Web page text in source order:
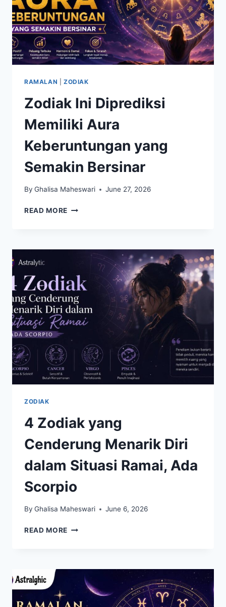
RAMALAN ZODIAK
Zodiak Ini Diprediksi
Memiliki Aura
Keberuntungan yang
Semakin Bersinar
By Ghalisa Maheswari June 27, 2026
READ MORE ZODIAK
AURA
KEBERUNTUNGAN
SEMAKIN
BERSINAR
ZODIAK
4 Zodiak yang
Cenderung Menarik Diri
dalam Situasi Ramai, Ada
Scorpio
By Ghalisa Maheswari June 6, 2026
READ MORE 4
MENARIK
DALAM
SITUASI